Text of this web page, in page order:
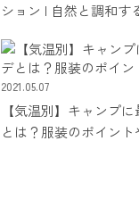
ション | 自然と調和す
2021.05.07
【気温別】キャンプ
とは？服装のポイン